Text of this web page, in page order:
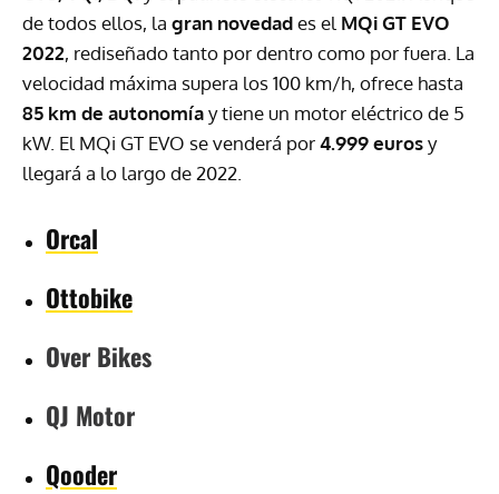
de todos ellos, la gran novedades el MQi GT EVO
2022, rediseñado tanto por dentro como por fuera. La
velocidad máxima supera los 100 km/h, ofrece hasta
85 km de autonomíay tiene un motor eléctrico de 5
kW. El MQi GT EVO se venderá por4.999 eurosy
llegará a lo largo de 2022.
Orcal
Ottobike
Over Bikes
QJ Motor
Qooder